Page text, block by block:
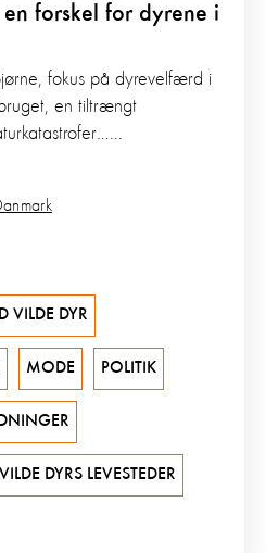
forskel for dyrene i
fokus på dyrevelfærd i
en tiltrængt
VILDE DYR
MODE POLITIK
VILDE DYRS LEVESTEDER